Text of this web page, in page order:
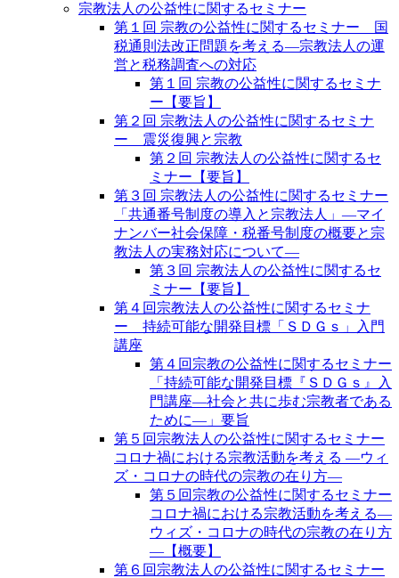
宗教法人の公益性に関するセミナー
第１回 宗教の公益性に関するセミナー 国
税通則法改正問題を考える―宗教法人の運
営と税務調査への対応
第１回 宗教の公益性に関するセミナ
ー【要旨】
第２回 宗教法人の公益性に関するセミナ
ー 震災復興と宗教
第２回 宗教法人の公益性に関するセ
ミナー【要旨】
第３回 宗教法人の公益性に関するセミナー
「共通番号制度の導入と宗教法人」―マイ
ナンバー社会保障・税番号制度の概要と宗
教法人の実務対応について―
第３回 宗教法人の公益性に関するセ
ミナー【要旨】
第４回宗教法人の公益性に関するセミナ
ー 持続可能な開発目標「ＳＤＧｓ」入門
講座
第４回宗教の公益性に関するセミナー
「持続可能な開発目標『ＳＤＧｓ』入
門講座―社会と共に歩む宗教者である
ために―」要旨
第５回宗教法人の公益性に関するセミナー
コロナ禍における宗教活動を考える ―ウィ
ズ・コロナの時代の宗教の在り方―
第５回宗教の公益性に関するセミナー
コロナ禍における宗教活動を考える―
ウィズ・コロナの時代の宗教の在り方
―【概要】
第６回宗教法人の公益性に関するセミナー